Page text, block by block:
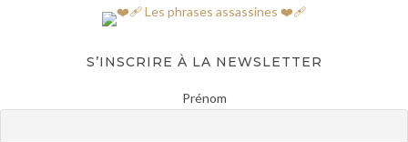
S’INSCRIRE À LA NEWSLETTER
Prénom